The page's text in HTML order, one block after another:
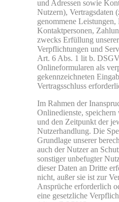
und Adressen sowie
Nutzern), Vertragsdaten
genommene
Kontaktpersonen,
zwecks Erfüllung
Verpflichtungen und
Art. 6 Abs. 1 lit b.
Onlineformularen als
gekennzeichneten
Vertragsschluss
Im Rahmen der
Onlinedienste,
und den Zeitpunkt der
Nutzerhandlung. Die
Grundlage unserer
auch der Nutzer an
sonstiger unbefugter
dieser Daten an Dritte
nicht, außer sie ist zur
Ansprüche erforderlich
eine gesetzliche